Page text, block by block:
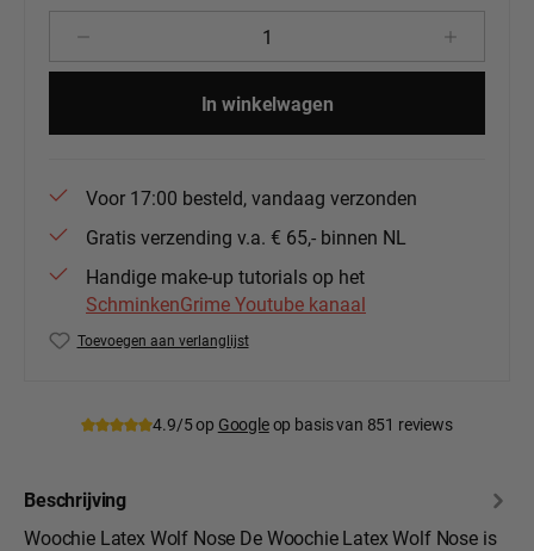
Producthoeveelheid: Voer de
In winkelwagen
Voor 17:00 besteld, vandaag verzonden
Gratis verzending v.a. € 65,- binnen NL
Handige make-up tutorials op het
SchminkenGrime Youtube kanaal
Toevoegen aan verlanglijst
4.9/5 op Googleop basis van 851 reviews
Beschrijving
Woochie Latex Wolf Nose De Woochie Latex Wolf Nose is